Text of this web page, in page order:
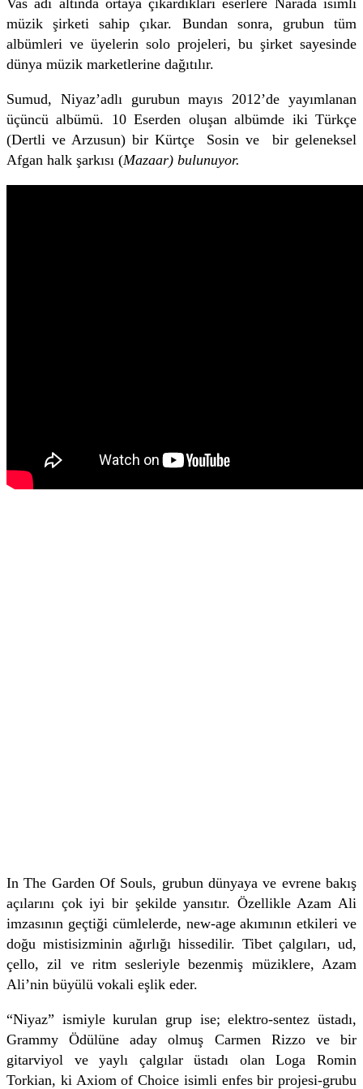
müzik şirketi sahip çıkar. Bundan sonra, grubun tüm
albümleri ve üyelerin solo projeleri, bu şirket sayesinde
dünya müzik marketlerine dağıtılır.
Sumud, Niyaz’adlı gurubun mayıs 2012’de yayımlanan
üçüncü albümü. 10 Eserden oluşan albümde iki Türkçe
(Dertli ve Arzusun) bir Kürtçe Sosin ve
bir geleneksel
Afgan halk şarkısı (Mazaar) bulunuyor.
In The Garden Of Souls, grubun dünyaya ve evrene bakış
açılarını çok iyi bir şekilde yansıtır. Özellikle Azam Ali
imzasının geçtiği cümlelerde, new-age akımının etkileri ve
doğu mistisizminin ağırlığı hissedilir. Tibet çalgıları, ud,
çello, zil ve ritm sesleriyle bezenmiş müziklere, Azam
Ali’nin büyülü vokali eşlik eder.
“Niyaz” ismiyle kurulan grup ise; elektro-sentez üstadı,
Grammy Ödülüne aday olmuş Carmen Rizzo ve bir
gitarviyol ve yaylı çalgılar üstadı olan Loga Romin
Torkian, ki Axiom of Choice isimli enfes bir projesi-grubu